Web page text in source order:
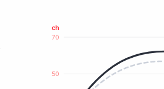
50
70
ch